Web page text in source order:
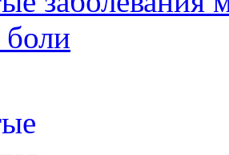
боли